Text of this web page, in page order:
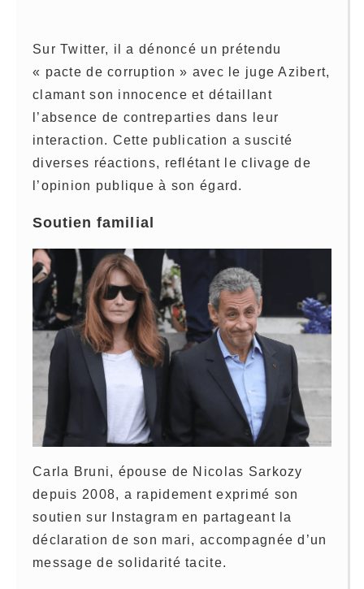
Sur Twitter, il a dénoncé un prétendu
« pacte de corruption » avec le juge Azibert,
clamant son innocence et détaillant
l’absence de contreparties dans leur
interaction. Cette publication a suscité
diverses réactions, reflétant le clivage de
l’opinion publique à son égard.
Soutien familial
Carla Bruni, épouse de Nicolas Sarkozy
depuis 2008, a rapidement exprimé son
soutien sur Instagram en partageant la
déclaration de son mari, accompagnée d’un
message de solidarité tacite.